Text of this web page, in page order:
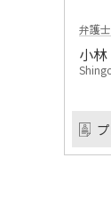
弁護士
小